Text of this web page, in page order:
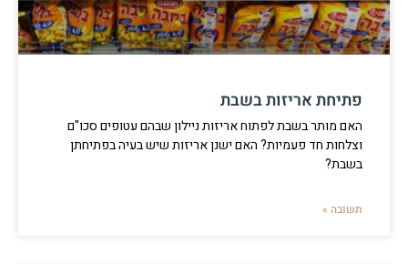
פתיחת אריזות בשבת
האם מותר בשבת לפתוח אריזות ניילון שבהם עטופים סכו"ם
וצלחות חד פעמיות? האם ישנן אריזות שיש בעיה בפתיחתן
בשבת?
תשובה »